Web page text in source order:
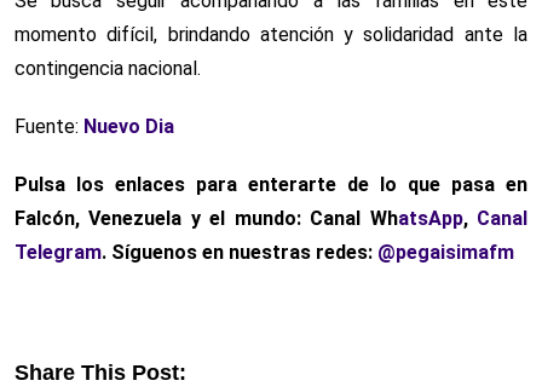
momento difícil, brindando atención y solidaridad ante la
contingencia nacional.
Fuente: Nuevo Dia
Pulsa los enlaces para enterarte de lo que pasa en
Falcón, Venezuela y el mundo: Canal WhatsApp, Canal
Telegram. Síguenos en nuestras redes: @pegaisimafm
Share This Post: